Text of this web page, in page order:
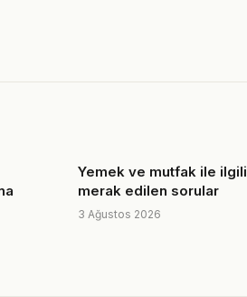
Yemek ve mutfak ile ilgili
merak edilen sorular
3 Ağustos 2026